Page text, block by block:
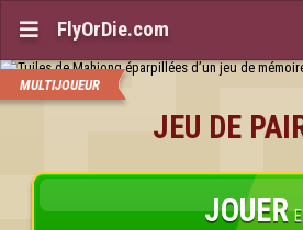
 FlyOrDie.com
MULTIJOUEUR
JEU DE
JOUER